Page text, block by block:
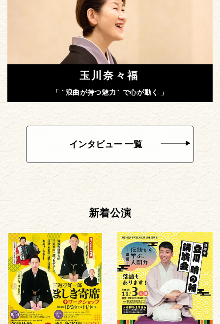
玉川奈々福
「 "浪曲が持つ魅力" で心が動く 」
インタビュー 一覧
新着公演